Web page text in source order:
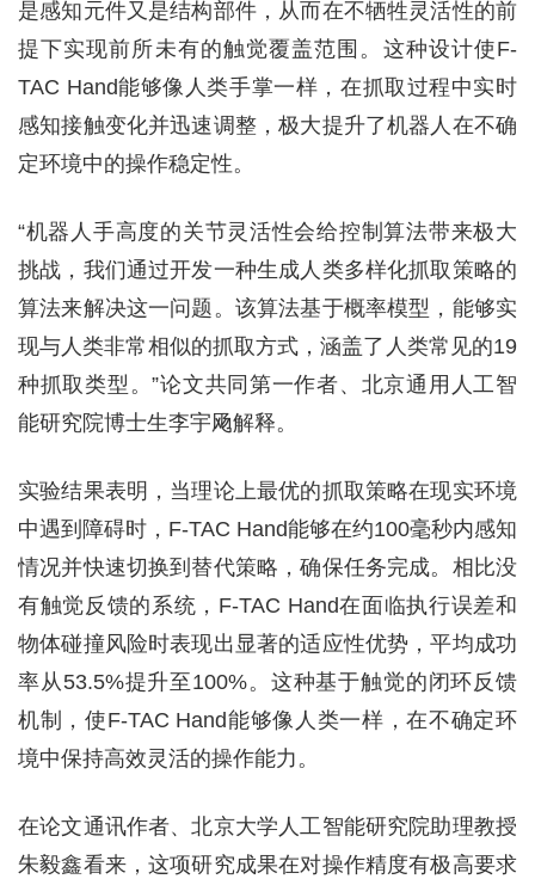
是感知元件又是结构部件，从而在不牺牲灵活性的前
提下实现前所未有的触觉覆盖范围。这种设计使F-
TAC Hand能够像人类手掌一样，在抓取过程中实时
感知接触变化并迅速调整，极大提升了机器人在不确
定环境中的操作稳定性。
“机器人手高度的关节灵活性会给控制算法带来极大
挑战，我们通过开发一种生成人类多样化抓取策略的
算法来解决这一问题。该算法基于概率模型，能够实
现与人类非常相似的抓取方式，涵盖了人类常见的19
种抓取类型。”论文共同第一作者、北京通用人工智
能研究院博士生李宇飏解释。
实验结果表明，当理论上最优的抓取策略在现实环境
中遇到障碍时，F-TAC Hand能够在约100毫秒内感知
情况并快速切换到替代策略，确保任务完成。相比没
有触觉反馈的系统，F-TAC Hand在面临执行误差和
物体碰撞风险时表现出显著的适应性优势，平均成功
率从53.5%提升至100%。这种基于触觉的闭环反馈
机制，使F-TAC Hand能够像人类一样，在不确定环
境中保持高效灵活的操作能力。
在论文通讯作者、北京大学人工智能研究院助理教授
朱毅鑫看来，这项研究成果在对操作精度有极高要求